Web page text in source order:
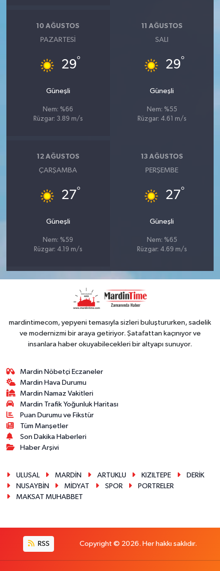
10 AĞUSTOS
PAZARTESI
29°
Güneşli
Nem: %66
Rüzgar: 3.89 m/s
11 AĞUSTOS
SALI
29°
Güneşli
Nem: %55
Rüzgar: 4.61 m/s
12 AĞUSTOS
ÇARŞAMBA
27°
Güneşli
Nem: %59
Rüzgar: 4.19 m/s
13 AĞUSTOS
PERŞEMBE
27°
Güneşli
Nem: %65
Rüzgar: 4.69 m/s
mardintimecom, yepyeni temasıyla sizleri buluştururken, sadelik
ve modernizmi bir araya getiriyor. Şatafattan kaçınıyor ve
insanlara haber okuyabilecekleri bir altyapı sunuyor.
Mardin Nöbetçi Eczaneler
Mardin Hava Durumu
Mardin Namaz Vakitleri
Mardin Trafik Yoğunluk Haritası
Puan Durumu ve Fikstür
Tüm Manşetler
Son Dakika Haberleri
Haber Arşivi
ULUSAL MARDİN ARTUKLU KIZILTEPE
DERİK
NUSAYBİN
MİDYAT SPOR
PORTRELER
MAKSAT MUHABBET
RSS Copyright © 2026. Her hakkı saklıdır.